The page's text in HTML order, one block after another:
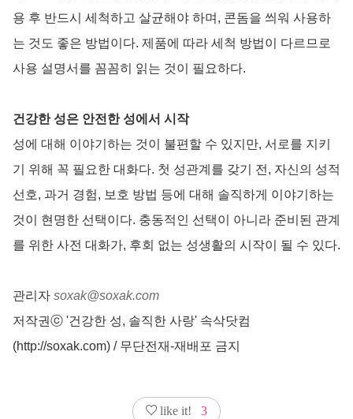
용 후 반드시 세척하고 살균해야 하며, 콘돔을 씌워 사용하
는 것도 좋은 방법이다. 제품에 따라 세척 방법이 다르므로
사용 설명서를 꼼꼼히 읽는 것이 필요하다.
건강한 성은 안전한 성에서 시작
성에 대해 이야기하는 것이 불편할 수 있지만, 서로를 지키
기 위해 꼭 필요한 대화다. 첫 성관계를 갖기 전, 자신의 성적
선호, 과거 경험, 보호 방법 등에 대해 솔직하게 이야기하는
것이 현명한 선택이다. 충동적인 선택이 아니라 준비된 관계
를 위한 사전 대화가, 후회 없는 성생활의 시작이 될 수 있다.
관리자 soxak@soxak.com
저작권ⓒ '건강한 성, 솔직한 사랑' 속삭닷컴
(http://soxak.com) / 무단전재-재배포 금지
like it! 3